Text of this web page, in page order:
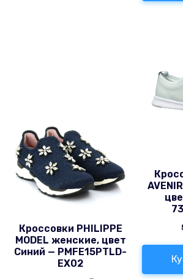
Кроссовки PHILIPPE
MODEL женские, цвет
Синий — PMFE15PTLD-
EX02